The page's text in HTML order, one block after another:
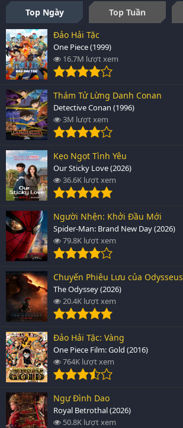
Top Ngày Top Tuần
Đảo Hải Tặc
One Piece (1999)
16.7M lượt xem
Thám Tử Lừng Danh Conan
Detective Conan (1996)
3M lượt xem
Kẹo Ngọt Tình Yêu
Our Sticky Love (2026)
36.6K lượt xem
Người Nhện: Khởi Đầu Mới
Spider-Man: Brand New Day (2026)
79.8K lượt xem
Chuyến Phiêu Lưu của Odysseus
The Odyssey (2026)
20.4K lượt xem
Đảo Hải Tặc: Vàng
One Piece Film: Gold (2016)
764K lượt xem
Ngự Đình Dao
Royal Betrothal (2026)
50.8K lượt xem